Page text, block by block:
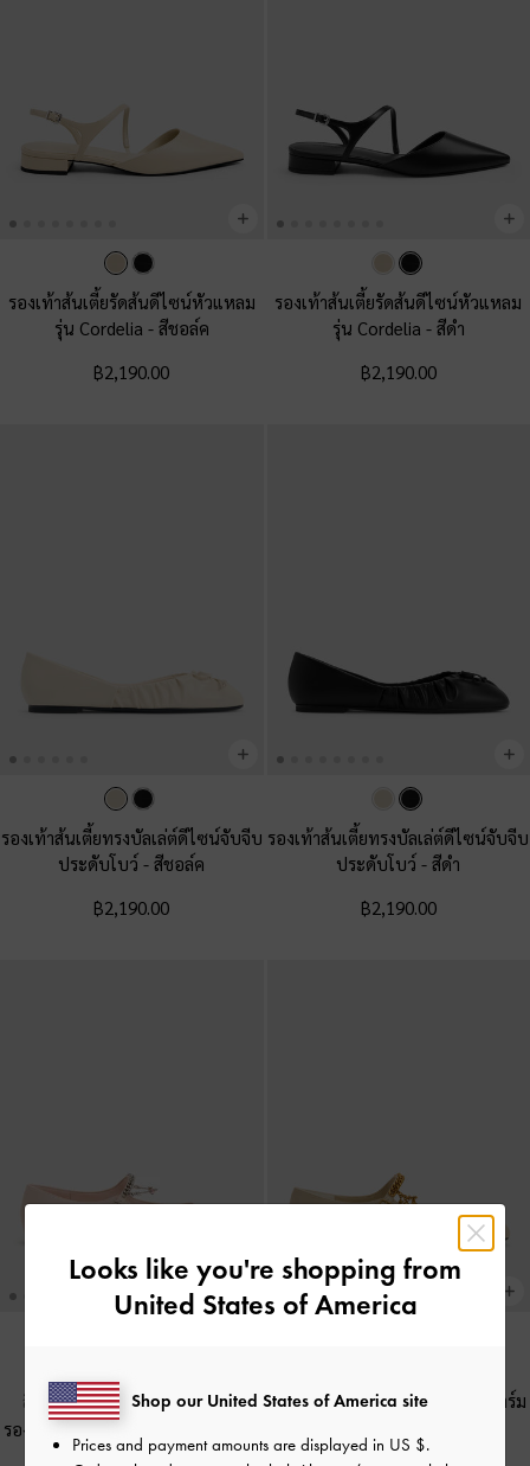
รองเท้าส้นเตี้ยรัดส้นดีไซน์หัวแหลม
รุ่น Cordelia - สีชอล์ค
฿2,190.00
รองเท้าส้นเตี้ยรัดส้นดีไซน์หัวแหลม
รุ่น Cordelia - สีดำ
฿2,190.00
รองเท้าส้นเตี้ยทรงบัลเล่ต์ดีไซน์จับจีบ
ประดับโบว์-สีชอล์ค
฿2,190.00
รองเท้าส้นเตี้ยทรงบัลเล่ต์ดีไซน์จับจีบ
ประดับโบว์-สีดำ
฿2,190.00
สินค้าวางจำหน่ายวันที่ 11 สิงหาคม
รองเท้าแมรี่เจนดีเทลโซ่ประดับชาร์ม
- สีชมพู
รองเท้าแมรี่เจนดีเทลโซ่ประดับชาร์ม
Looks like you're shopping from
United States of America
Shop our United States of America site
Prices and payment amounts are displayed in US $.